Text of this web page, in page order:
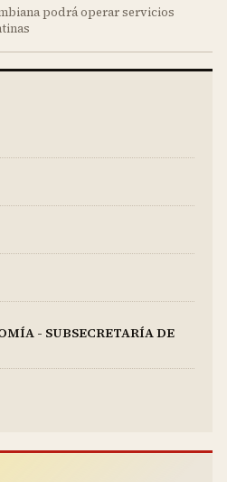
podrá operar servicios
- SUBSECRETARÍA DE